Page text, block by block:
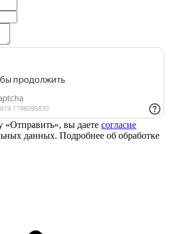
вы даете согласие
данных. Подробнее об обработке